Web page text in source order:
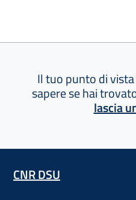
Il tuo punto di
sapere se hai
lascia
CNR DSU